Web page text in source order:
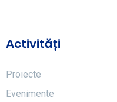
Activități
Proiecte
Evenimente